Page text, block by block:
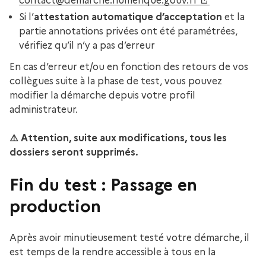
Si l’attestation automatique d’acceptation et la
partie annotations privées ont été paramétrées,
vérifiez qu’il n’y a pas d’erreur
En cas d’erreur et/ou en fonction des retours de vos
collègues suite à la phase de test, vous pouvez
modifier la démarche depuis votre profil
administrateur.
⚠️ Attention, suite aux modifications, tous les
dossiers seront supprimés.
Fin du test : Passage en
production
Après avoir minutieusement testé votre démarche, il
est temps de la rendre accessible à tous en la